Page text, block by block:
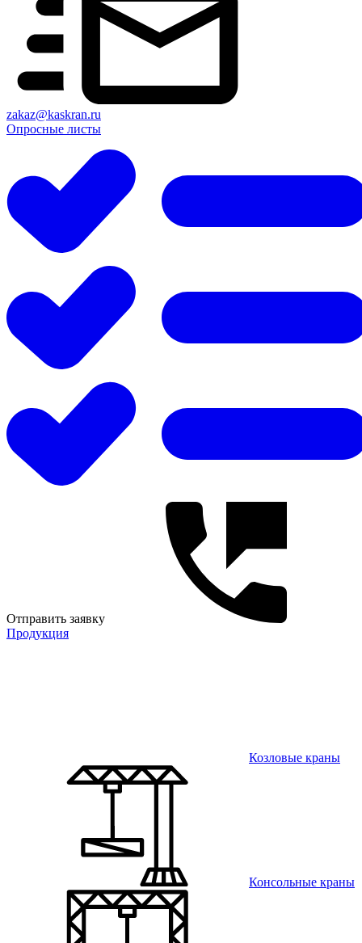
zakaz@kaskran.ru
Опросные листы
Отправить заявку
Продукция
Козловые краны
Консольные краны